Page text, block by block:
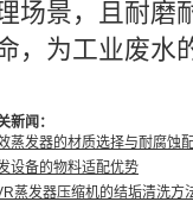
场景，且耐磨
，为工业废水
新闻：
蒸发器的材质选择与耐腐蚀
设备的物料适配优势
蒸发器压缩机的结垢清洗方